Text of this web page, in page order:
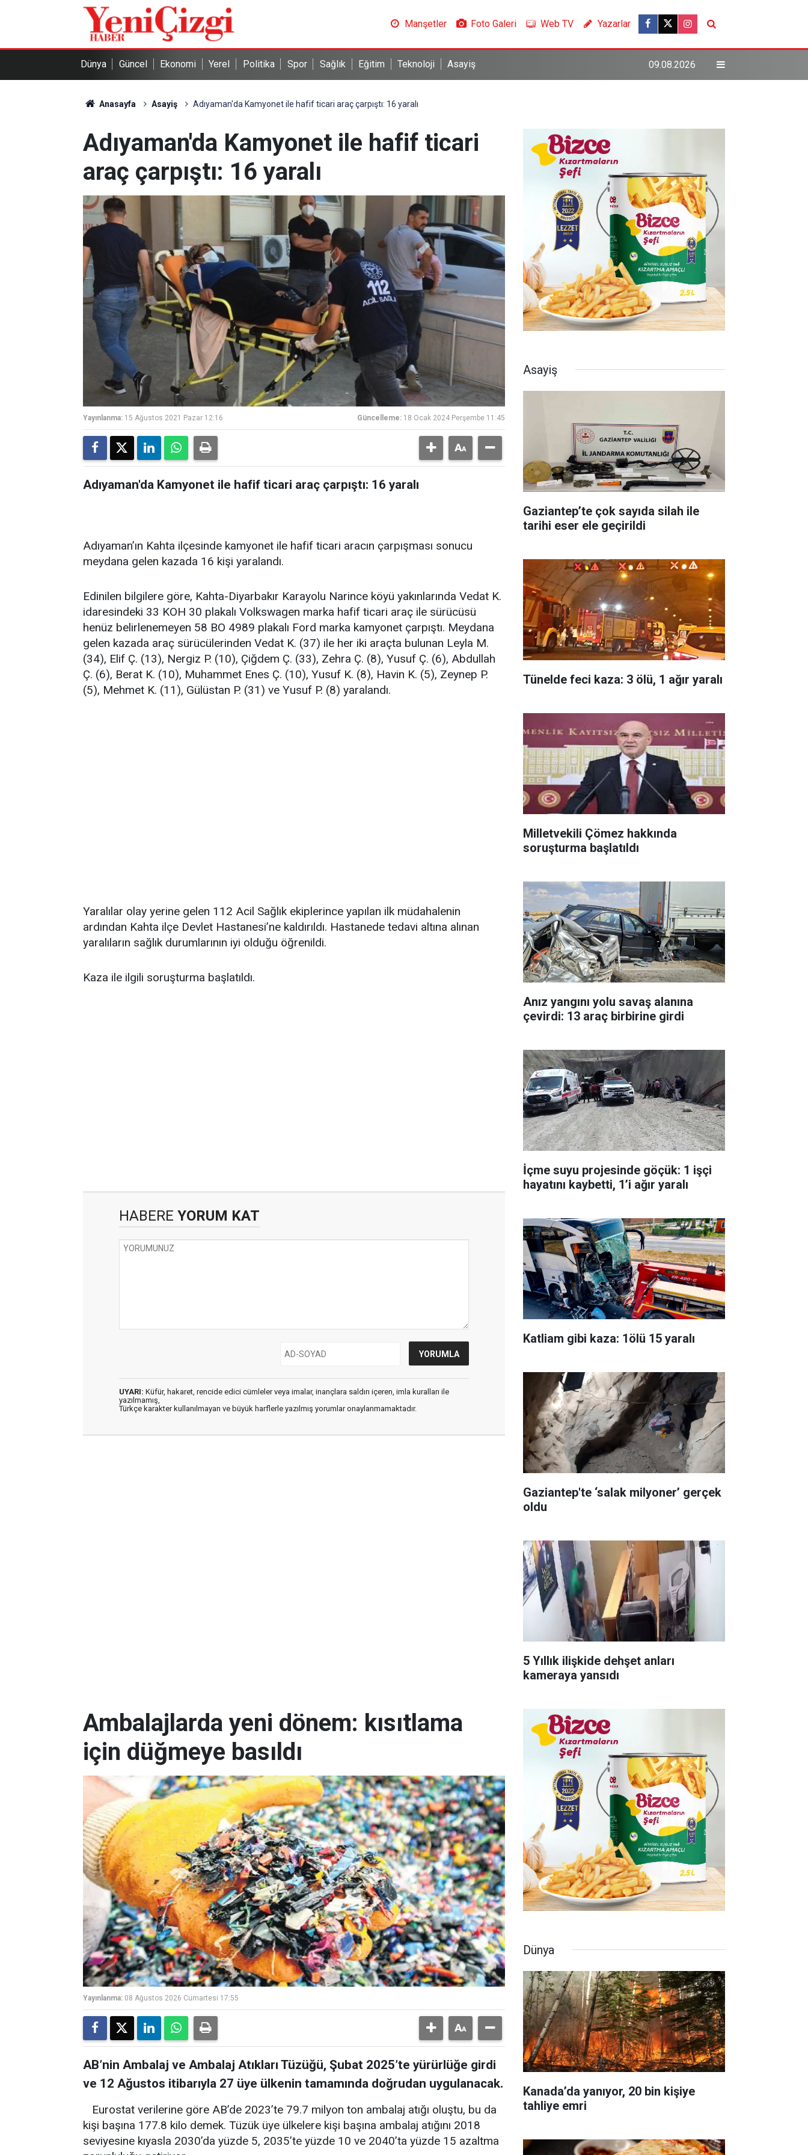
Manşetler Foto Galeri Web TV Yazarlar
Dünya Güncel Ekonomi Yerel Politika Spor Sağlık Eğitim Teknoloji Asayiş 09.08.2026
Anasayfa Asayiş Adıyaman'da Kamyonet ile hafif ticari araç çarpıştı: 16 yaralı
Adıyaman'da Kamyonet ile hafif ticari
araç çarpıştı: 16 yaralı
Yayınlanma: 15 Ağustos 2021 Pazar 12:16 Güncelleme: 18 Ocak 2024 Perşembe 11:45
Adıyaman'da Kamyonet ile hafif ticari araç çarpıştı: 16 yaralı
Adıyaman’ın Kahta ilçesinde kamyonet ile hafif ticari aracın çarpışması sonucu
meydana gelen kazada 16 kişi yaralandı.
Edinilen bilgilere göre, Kahta-Diyarbakır Karayolu Narince köyü yakınlarında Vedat K.
idaresindeki 33 KOH 30 plakalı Volkswagen marka hafif ticari araç ile sürücüsü
henüz belirlenemeyen 58 BO 4989 plakalı Ford marka kamyonet çarpıştı. Meydana
gelen kazada araç sürücülerinden Vedat K. (37) ile her iki araçta bulunan Leyla M.
(34), Elif Ç. (13), Nergiz P. (10), Çiğdem Ç. (33), Zehra Ç. (8), Yusuf Ç. (6), Abdullah
Ç. (6), Berat K. (10), Muhammet Enes Ç. (10), Yusuf K. (8), Havin K. (5), Zeynep P.
(5), Mehmet K. (11), Gülüstan P. (31) ve Yusuf P. (8) yaralandı.
Yaralılar olay yerine gelen 112 Acil Sağlık ekiplerince yapılan ilk müdahalenin
ardından Kahta ilçe Devlet Hastanesi’ne kaldırıldı. Hastanede tedavi altına alınan
yaralıların sağlık durumlarının iyi olduğu öğrenildi.
Kaza ile ilgili soruşturma başlatıldı.
HABERE YORUM KAT
UYARI: Küfür, hakaret, rencide edici cümleler veya imalar, inançlara saldırı içeren, imla kuralları ile
yazılmamış,
Türkçe karakter kullanılmayan ve büyük harflerle yazılmış yorumlar onaylanmamaktadır.
Asayiş
Gaziantep’te çok sayıda silah ile
tarihi eser ele geçirildi
Tünelde feci kaza: 3 ölü, 1 ağır yaralı
Milletvekili Çömez hakkında
soruşturma başlatıldı
Anız yangını yolu savaş alanına
çevirdi: 13 araç birbirine girdi
İçme suyu projesinde göçük: 1 işçi
hayatını kaybetti, 1’i ağır yaralı
Katliam gibi kaza: 1ölü 15 yaralı
Gaziantep'te ‘salak milyoner’ gerçek
oldu
5 Yıllık ilişkide dehşet anları
kameraya yansıdı
Ambalajlarda yeni dönem: kısıtlama
için düğmeye basıldı
Yayınlanma: 08 Ağustos 2026 Cumartesi 17:55
AB’nin Ambalaj ve Ambalaj Atıkları Tüzüğü, Şubat 2025’te yürürlüğe girdi
ve 12 Ağustos itibarıyla 27 üye ülkenin tamamında doğrudan uygulanacak.
Eurostat verilerine göre AB’de 2023’te 79.7 milyon ton ambalaj atığı oluştu, bu da
kişi başına 177.8 kilo demek. Tüzük üye ülkelere kişi başına ambalaj atığını 2018
seviyesine kıyasla 2030’da yüzde 5, 2035’te yüzde 10 ve 2040’ta yüzde 15 azaltma
Dünya
Kanada’da yanıyor, 20 bin kişiye
tahliye emri